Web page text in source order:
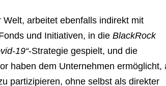
arbeitet ebenfalls indirekt mit
und Initiativen, in die BlackRock
19“-Strategie gespielt, und die
haben dem Unternehmen ermöglicht,
partizipieren, ohne selbst als direkter